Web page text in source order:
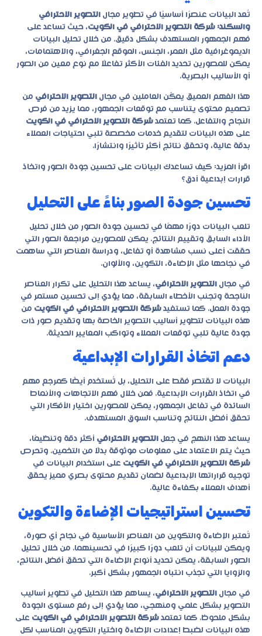
تُعد البيانات عنصرًا أساسيًا في تطوير مجال التصوير الاحترافي
والسكند: شركة التصوير الاحترافي في الكويت، حيث تساعد على
فهم الجمهور المستهدف بشكل دقيق. من خلال تحليل البيانات
الديموغرافية مثل العمر، الجنس، الموقع الجغرافي، والاهتمامات،
يمكن للمصورين تحديد الفئات الأكثر تفاعلًا مع نوع معين من الصور
أو الأساليب البصرية.
هذا الفهم العميق يمكّن العاملين في مجال التصوير الاحترافي من
تصميم محتوى يتناسب مع توقعات الجمهور، مما يزيد من فرص
النجاح والتفاعل. كما تعتمد شركة التصوير الاحترافي في الكويت
على هذه البيانات لتقديم خدمات مخصصة تلبي احتياجات العملاء
بدقة عالية، وتحقق نتائج أكثر تأثيرًا وانتشارًا.
اقرأ المزيد: كيف تساعدك البيانات على تحسين جودة الصور واتخاذ
قرارات إبداعية أدق؟
تحسين جودة الصور بناءً على التحليل
تلعب البيانات دورًا مهمًا في تحسين جودة الصور من خلال تحليل
الأداء السابق وتقييم النتائج. يمكن للمصورين مراجعة الصور التي
حققت أعلى نسب مشاهدة أو تفاعل، ودراسة العناصر التي ساهمت
في نجاحها مثل الإضاءة، التكوين، والألوان.
في مجال التصوير الاحترافي، يساعد هذا التحليل على تكرار العناصر
الناجحة وتجنب الأخطاء السابقة، مما يؤدي إلى تحسين مستمر في
جودة العمل. كما تستفيد شركة التصوير الاحترافي في الكويت من
هذه البيانات لتطوير أساليب التصوير الخاصة بها وتقديم صور ذات
جودة عالية تلبي توقعات العملاء وتواكب المعايير الحديثة.
دعم اتخاذ القرارات الإبداعية
البيانات لا تقتصر فقط على التحليل، بل تُستخدم أيضًا كمرجع مهم
في اتخاذ القرارات الإبداعية. فمن خلال فهم الاتجاهات والأنماط
السائدة في تفاعل الجمهور، يمكن للمصورين اختيار الأفكار التي
تحقق أفضل النتائج وتناسب السوق المستهدف.
يساعد هذا النهج في جعل التصوير الاحترافي أكثر دقة وتنظيمًا،
حيث يتم الاعتماد على معلومات موثوقة بدلًا من التخمين. وتحرص
شركة التصوير الاحترافي في الكويت على استخدام البيانات في
توجيه قراراتها الإبداعية لضمان تقديم محتوى بصري مميز يحقق
أهداف العملاء بكفاءة عالية.
تحسين استراتيجيات الإضاءة والتكوين
تُعتبر الإضاءة والتكوين من العناصر الأساسية في نجاح أي صورة،
ويمكن للبيانات أن تلعب دورًا كبيرًا في تحسينهما. من خلال تحليل
الصور السابقة، يمكن تحديد أنواع الإضاءة التي تحقق أفضل النتائج،
والزوايا التي تجذب انتباه الجمهور بشكل أكبر.
في مجال التصوير الاحترافي، يساهم هذا التحليل في تطوير أساليب
التصوير بشكل علمي ومنهجي، مما يؤدي إلى رفع مستوى الجودة
بشكل ملحوظ. كما تعتمد شركة التصوير الاحترافي في الكويت على
هذه البيانات لضبط إعدادات الإضاءة واختيار التكوين المناسب لكل